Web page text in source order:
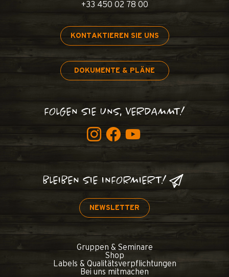
+33 450 02 78 00
KONTAKTIEREN SIE UNS
DOKUMENTE & PLÄNE
FOLGEN SIE UNS, VERDAMMT!
BLEIBEN SIE INFORMIERT!
NEWSLETTER
Gruppen & Seminare
Shop
Labels & Qualitätsverpflichtungen
Bei uns mitmachen